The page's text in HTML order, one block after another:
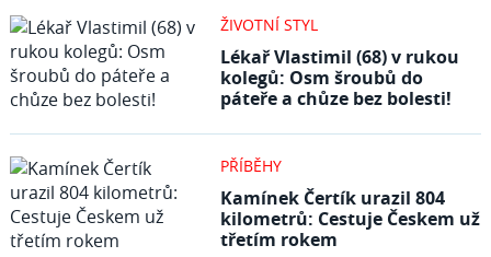
ŽIVOTNÍ STYL
Lékař Vlastimil (68) v rukou
kolegů: Osm šroubů do
páteře a chůze bez bolesti!
PŘÍBĚHY
Kamínek Čertík urazil 804
kilometrů: Cestuje Českem už
třetím rokem